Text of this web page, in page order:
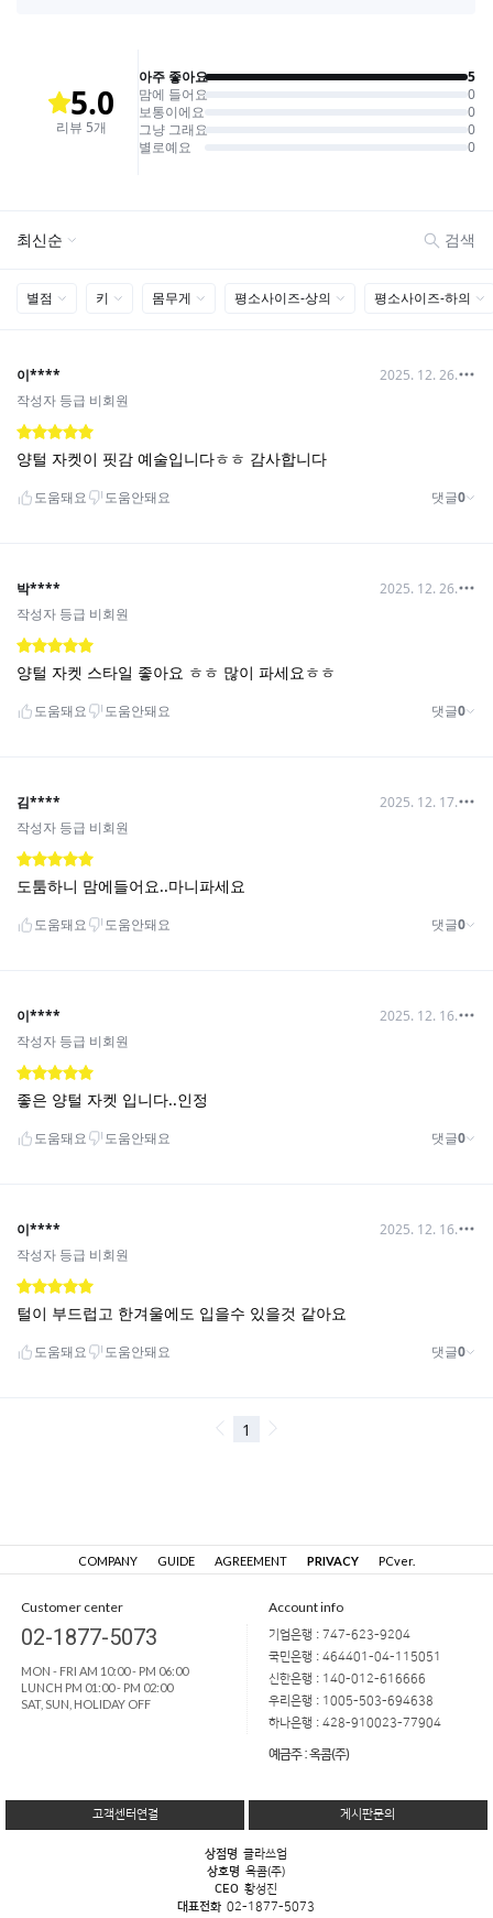
COMPANY GUIDE AGREEMENT PRIVACY PCver.
Customer center
02-1877-5073
MON - FRI AM 10:00 - PM 06:00
LUNCH PM 01:00 - PM 02:00
SAT, SUN, HOLIDAY OFF
Account info
기업은행 : 747-623-9204
국민은행 : 464401-04-115051
신한은행 : 140-012-616666
우리은행 : 1005-503-694638
하나은행 : 428-910023-77904
예금주 : 옥콤(주)
고객센터연결 게시판문의
상점명 클라쓰업
상호명 옥콤(주)
CEO 황성진
대표전화 02-1877-5073